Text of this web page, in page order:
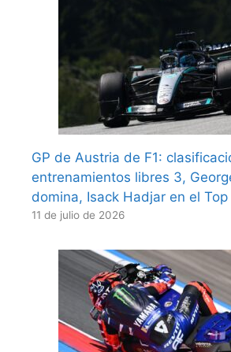
GP de Austria de F1:
entrenamientos libres 3,
domina, Isack Hadjar en el Top
11 de julio de 2026